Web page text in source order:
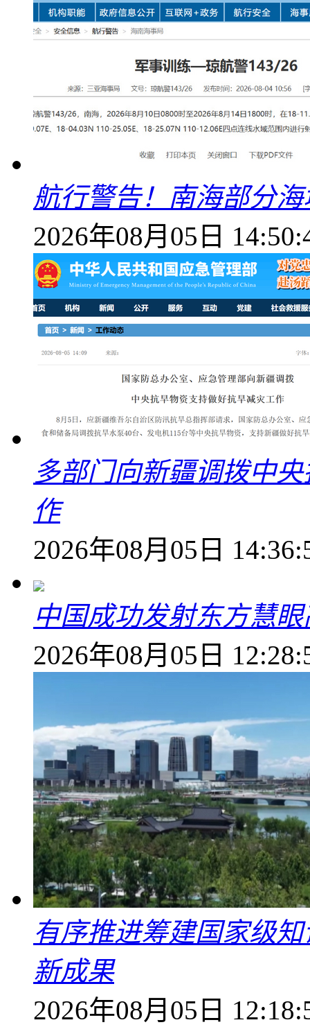
航行警告！南海部分
2026年08月05日
多部门向新疆调拨中
作
2026年08月05日
中国成功发射东方慧
2026年08月05日
有序推进筹建国家级
新成果
2026年08月05日